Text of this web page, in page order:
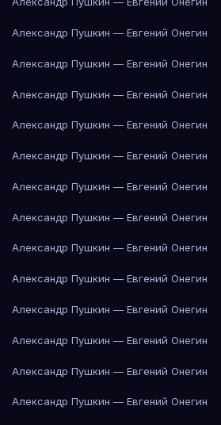
Александр Пушкин — Евгений Онегин
Александр Пушкин — Евгений Онегин
Александр Пушкин — Евгений Онегин
Александр Пушкин — Евгений Онегин
Александр Пушкин — Евгений Онегин
Александр Пушкин — Евгений Онегин
Александр Пушкин — Евгений Онегин
Александр Пушкин — Евгений Онегин
Александр Пушкин — Евгений Онегин
Александр Пушкин — Евгений Онегин
Александр Пушкин — Евгений Онегин
Александр Пушкин — Евгений Онегин
Александр Пушкин — Евгений Онегин